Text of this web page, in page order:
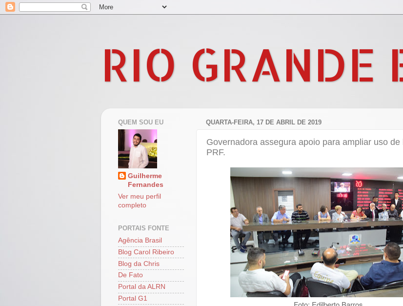
RIO GRANDE
QUARTA-FEIRA, 17 DE ABRIL DE 2019
Governadora assegura apoio para ampliar uso de
PRF.
QUEM SOU EU
Guilherme
Fernandes
Ver meu perfil
completo
PORTAIS FONTE
Agência Brasil
Blog Carol Ribeiro
Blog da Chris
De Fato
Portal da ALRN
Portal G1